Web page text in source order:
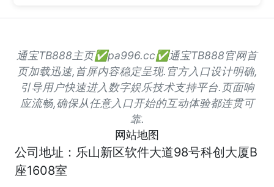
通宝TB888主页✅pa996.cc✅通宝TB888官网首
页加载迅速,首屏内容稳定呈现.官方入口设计明确,
引导用户快速进入数字娱乐技术支持平台.页面响
应流畅,确保从任意入口开始的互动体验都连贯可
靠.
网站地图
公司地址：乐山新区软件大道98号科创大厦B
座1608室